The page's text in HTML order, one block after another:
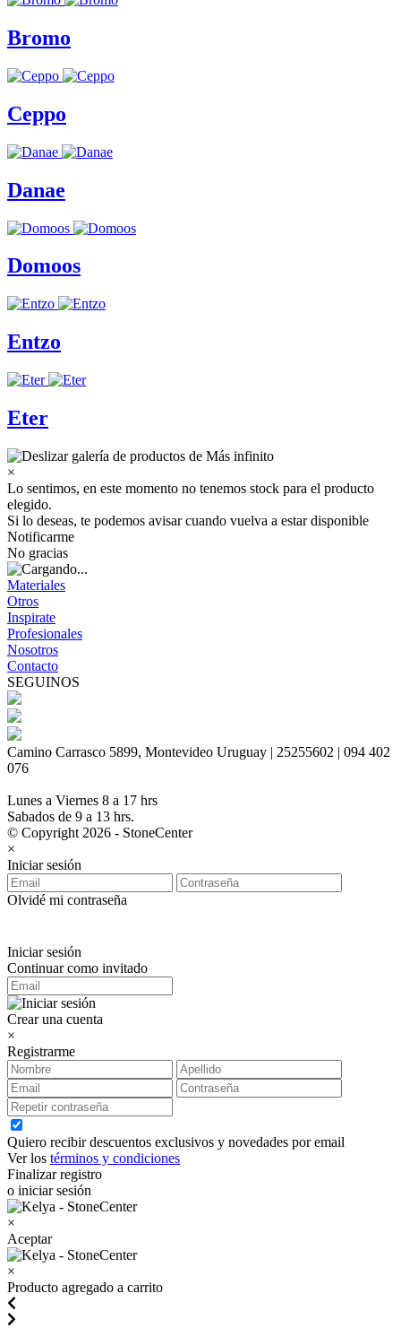
Bromo
Ceppo
Danae
Domoos
Entzo
Eter
×
Lo sentimos, en este momento no tenemos stock para el producto
elegido.
Si lo deseas, te podemos avisar cuando vuelva a estar disponible
Notificarme
No gracias
Materiales
Otros
Inspirate
Profesionales
Nosotros
Contacto
SEGUINOS
Camino Carrasco 5899, Montevideo Uruguay | 25255602 | 094 402
076
Lunes a Viernes 8 a 17 hrs
Sabados de 9 a 13 hrs.
© Copyright 2026 - StoneCenter
×
Iniciar sesión
Olvidé mi contraseña
Iniciar sesión
Continuar como invitado
Crear una cuenta
×
Registrarme
Quiero recibir descuentos exclusivos y novedades por email
Ver los términos y condiciones
Finalizar registro
o iniciar sesión
×
Aceptar
×
Producto agregado a carrito